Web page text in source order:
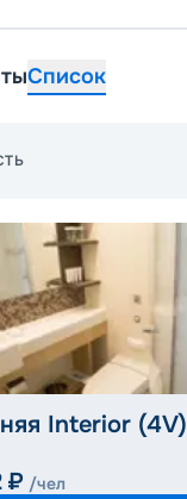
Список
Interior (4V)
₽ /чел